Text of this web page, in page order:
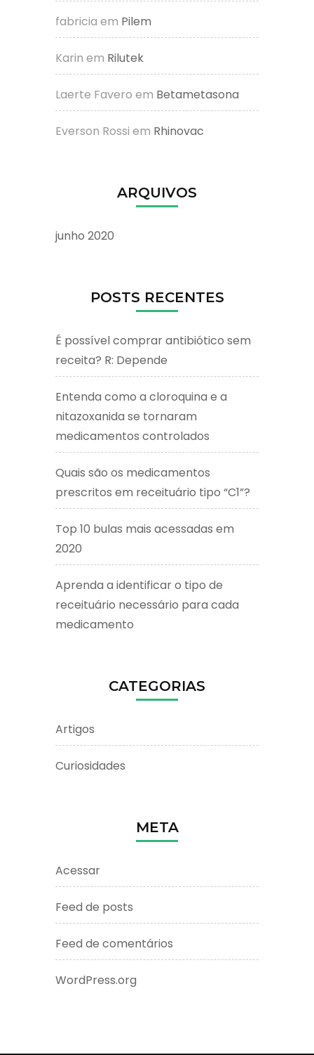
fabricia em Pilem
Karin em Rilutek
Laerte Favero em Betametasona
Everson Rossi em Rhinovac
ARQUIVOS
junho 2020
POSTS RECENTES
É possível comprar antibiótico sem
receita? R: Depende
Entenda como a cloroquina e a
nitazoxanida se tornaram
medicamentos controlados
Quais são os medicamentos
prescritos em receituário tipo “C1”?
Top 10 bulas mais acessadas em
2020
Aprenda a identificar o tipo de
receituário necessário para cada
medicamento
CATEGORIAS
Artigos
Curiosidades
META
Acessar
Feed de posts
Feed de comentários
WordPress.org